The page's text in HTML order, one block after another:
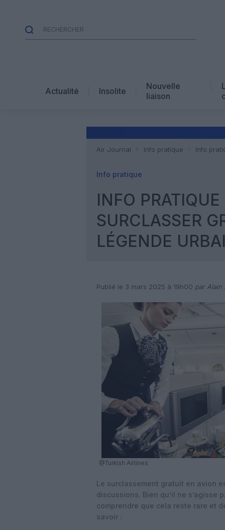
Actualité Insolite
Nouvelle
liaison
Air Journal Info pratique Info
Info pratique
INFO PRATIQUE
SURCLASSER
LÉGENDE
Publié le 3 mars 2025 à 19h00 par Alain
@Turkish Airlines
Le surclassement gratuit en avion
discussions. Bien qu’il ne s’agisse
comprendre que cela reste rare et
savoir :